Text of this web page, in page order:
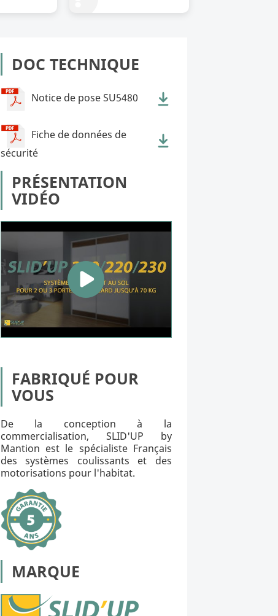
DOC TECHNIQUE
Notice de pose SU5480
Fiche de données de
sécurité
PRÉSENTATION
VIDÉO
FABRIQUÉ POUR
VOUS
De la conception à la
commercialisation, SLID'UP by
Mantion est le spécialiste Français
des systèmes coulissants et des
motorisations pour l'habitat.
MARQUE